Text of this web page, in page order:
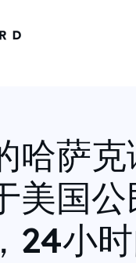
哈萨
美国
24小时